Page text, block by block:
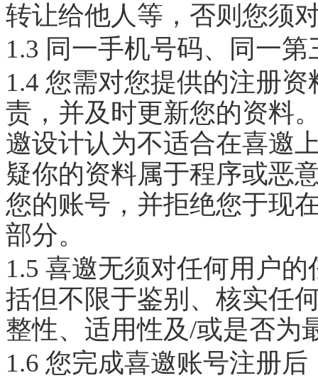
转让给他人等，否则您须
1.3 同一手机号码、同一
1.4 您需对您提供的注册
责，并及时更新您的资料
邀设计认为不适合在喜邀
疑你的资料属于程序或恶
您的账号，并拒绝您于现
部分。
1.5 喜邀无须对任何用户
括但不限于鉴别、核实任
整性、适用性及/或是否为
1.6 您完成喜邀账号注册后